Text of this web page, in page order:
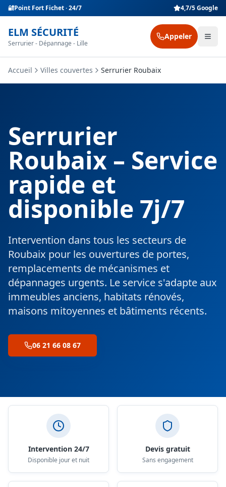
🔐Point Fort Fichet · 24/7 4,7/5 Google
ELM SÉCURITÉ
Serrurier - Dépannage - Lille
Appeler
Accueil Villes couvertes Serrurier Roubaix
Serrurier
Roubaix – Service
rapide et
disponible 7j/7
Intervention dans tous les secteurs de
Roubaix pour les ouvertures de portes,
remplacements de mécanismes et
dépannages urgents. Le service s'adapte aux
immeubles anciens, habitats rénovés,
maisons mitoyennes et bâtiments récents.
06 21 66 08 67
Nos engagements
Intervention 24/7
Disponible jour et nuit
Devis gratuit
Sans engagement